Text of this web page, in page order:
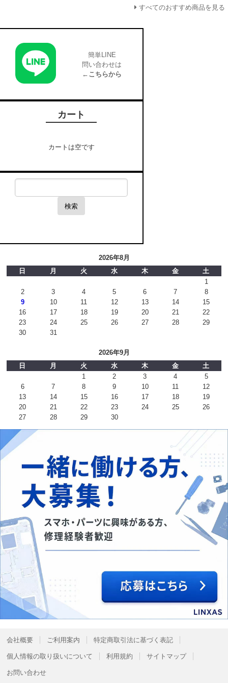
すべてのおすすめ商品を見る
簡単LINE
問い合わせは
←こちらから
カート
カートは空です
検索
2026年8月
日
月 火 水 木 金
土
1
2
3 4 5 6 7
8
9
10 11 12 13 14
15
16
17 18 19 20 21
22
23
24 25 26 27 28
29
30
31
2026年9月
日
月 火 水 木 金
土
1
2 3 4
5
6
7 8 9 10 11
12
13
14 15 16 17 18
19
20
21 22 23 24 25
26
27
28 29 30
会社概要 ご利用案内 特定商取引法に基づく表記
個人情報の取り扱いについて 利用規約 サイトマップ
お問い合わせ